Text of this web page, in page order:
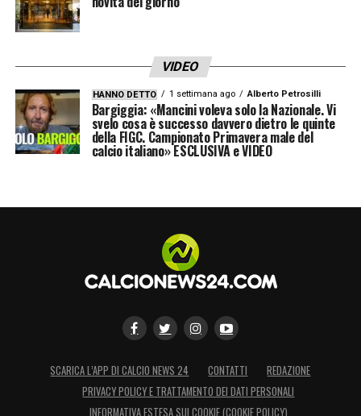
VIDEO
HANNO DETTO 1 settimana ago Alberto Petrosilli
Bargiggia: «Mancini voleva solo la Nazionale. Vi
svelo cosa è successo davvero dietro le quinte
della FIGC. Campionato Primavera male del
calcio italiano» ESCLUSIVA e VIDEO
SCARICA L’APP DI CALCIO NEWS 24 CONTATTI
REDAZIONE
PRIVACY POLICY E TRATTAMENTO DEI DATI PERSONALI
INFORMATIVA ESTESA SUI COOKIE (COOKIE POLICY)